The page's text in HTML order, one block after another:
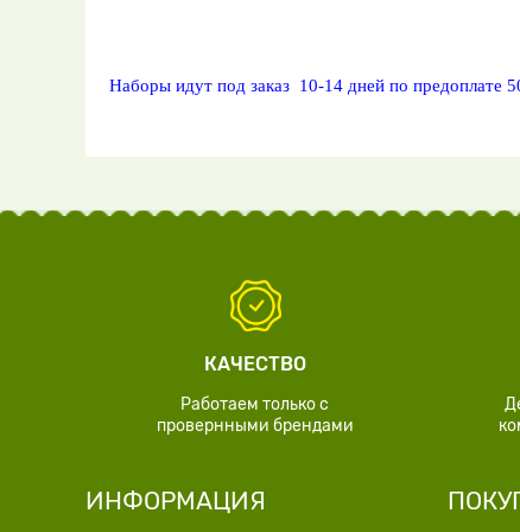
Наборы идут под заказ 10-14 дней по предоплате
КАЧЕСТВО
Работаем только с
провернными брендами
ИНФОРМАЦИЯ